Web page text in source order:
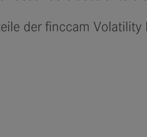
der finccam Volatility